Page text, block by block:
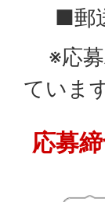
■郵送
※応募
ていま
応募